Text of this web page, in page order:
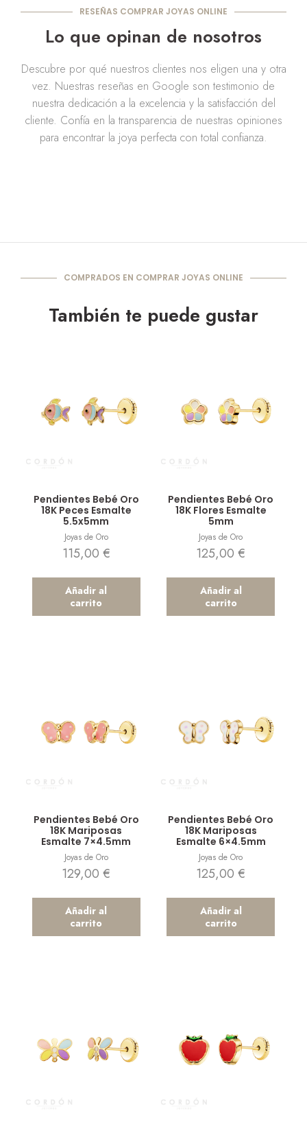
RESEÑAS COMPRAR JOYAS ONLINE
Lo que opinan de nosotros
Descubre por qué nuestros clientes nos eligen una y otra
vez. Nuestras reseñas en Google son testimonio de
nuestra dedicación a la excelencia y la satisfacción del
cliente. Confía en la transparencia de nuestras opiniones
para encontrar la joya perfecta con total confianza.
COMPRADOS EN COMPRAR JOYAS ONLINE
También te puede gustar
Pendientes Bebé Oro
18K Peces Esmalte
5.5x5mm
Joyas de Oro
115,00 €
Añadir al
carrito
Pendientes Bebé Oro
18K Flores Esmalte
5mm
Joyas de Oro
125,00€
Añadir al
carrito
Pendientes Bebé Oro
18K Mariposas
Esmalte 7×4.5mm
Joyas de Oro
129,00€
Añadir al
carrito
Pendientes Bebé Oro
18K Mariposas
Esmalte 6×4.5mm
Joyas de Oro
125,00€
Añadir al
carrito